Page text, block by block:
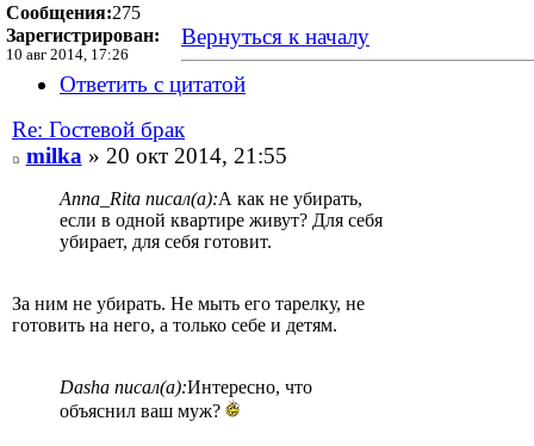
Сообщения:275
Зарегистрирован:
10 авг 2014, 17:26
Вернуться к началу
Ответить с цитатой
Re: Гостевой брак
milka » 20 окт 2014, 21:55
Anna_Rita писал(а):А как не убирать,
если в одной квартире живут? Для себя
убирает, для себя готовит.
За ним не убирать. Не мыть его тарелку, не
готовить на него, а только себе и детям.
Dasha писал(а):Интересно, что
объяснил ваш муж?